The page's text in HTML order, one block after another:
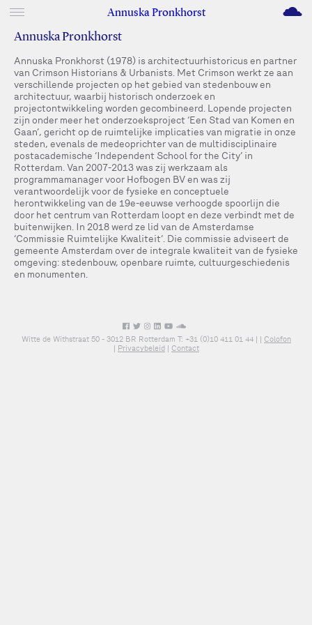
Annuska Pronkhorst M
Annuska Pronkhorst
Annuska Pronkhorst (1978) is architectuurhistoricus en partner
van Crimson Historians & Urbanists. Met Crimson werkt ze aan
verschillende projecten op het gebied van stedenbouw en
architectuur, waarbij historisch onderzoek en
projectontwikkeling worden gecombineerd. Lopende projecten
zijn onder meer het onderzoeksproject ‘Een Stad van Komen en
Gaan’, gericht op de ruimtelijke implicaties van migratie in onze
steden, evenals de medeoprichter van de multidisciplinaire
postacademische ‘Independent School for the City’ in
Rotterdam. Van 2007-2013 was zij werkzaam als
programmamanager voor Hofbogen BV en was zij
verantwoordelijk voor de fysieke en conceptuele
herontwikkeling van de 19e-eeuwse verhoogde spoorlijn die
door het centrum van Rotterdam loopt en deze verbindt met de
buitenwijken. In 2018 werd ze lid van de Amsterdamse
‘Commissie Ruimtelijke Kwaliteit’. Die commissie adviseert de
gemeente Amsterdam over de integrale kwaliteit van de fysieke
omgeving: stedenbouw, openbare ruimte, cultuurgeschiedenis
en monumenten.
Witte de Withstraat 50 - 3012 BR Rotterdam T: +31 (0)10 411 01 44 | | Colofon
| Privacybeleid| Contact